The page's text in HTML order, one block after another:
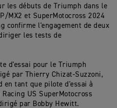
les débuts de Triumph dans le
MX2 et SuperMotocross 2024
confirme l'engagement de deux
les tests de
d'essai pour le Triumph
par Thierry Chizat-Suzzoni,
en tant que pilote d'essai à
US SuperMotocross
par Bobby Hewitt.